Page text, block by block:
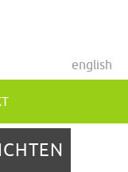
english